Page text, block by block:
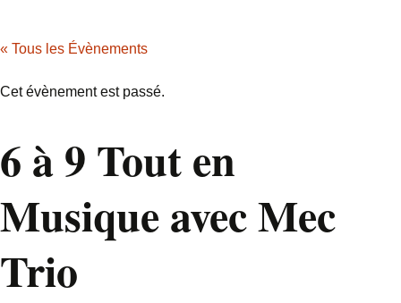
« Tous les Évènements
Cet évènement est passé.
6 à 9 Tout en
Musique avec Mec
Trio